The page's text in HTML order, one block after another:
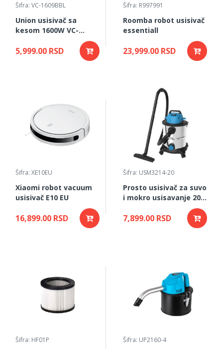
Šifra: VC-1609BBL
Union usisivač sa
kesom 1600W VC-
5,999.00 RSD
Šifra: R997991
Roomba robot usisivač
essentiall
23,999.00 RSD
Šifra: XE10EU
Xiaomi robot vacuum
usisivač E10 EU
16,899.00 RSD
Šifra: USM3214-20
Prosto usisivač za suvo
i mokro usisavanje 20l
7,899.00 RSD
Šifra: HF01P Šifra: UP2160-4